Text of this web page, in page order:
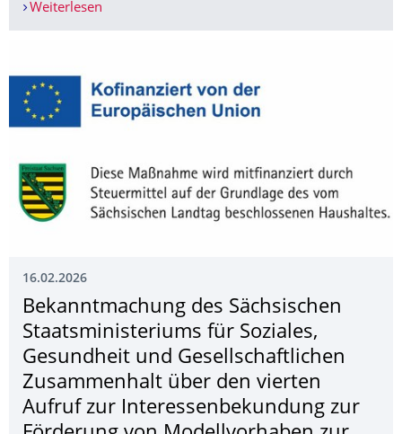
Weiterlesen
16.02.2026
Bekanntmachung des Sächsischen
Staatsministeriums für Soziales,
Gesundheit und Gesellschaftlichen
Zusammenhalt über den vierten
Aufruf zur Interessenbekun­dung zur